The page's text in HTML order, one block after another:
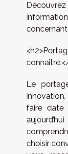
Le
faire date
choisir